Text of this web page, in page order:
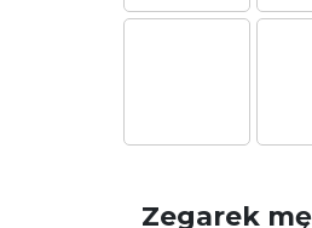
Zegarek